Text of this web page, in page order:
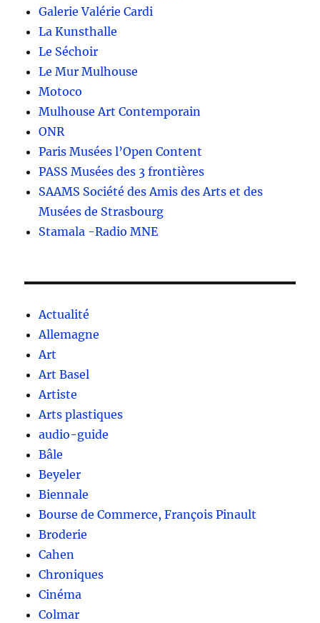
Galerie Valérie Cardi
La Kunsthalle
Le Séchoir
Le Mur Mulhouse
Motoco
Mulhouse Art Contemporain
ONR
Paris Musées l’Open Content
PASS Musées des 3 frontières
SAAMS Société des Amis des Arts et des
Musées de Strasbourg
Stamala -Radio MNE
Actualité
Allemagne
Art
Art Basel
Artiste
Arts plastiques
audio-guide
Bâle
Beyeler
Biennale
Bourse de Commerce, François Pinault
Broderie
Cahen
Chroniques
Cinéma
Colmar